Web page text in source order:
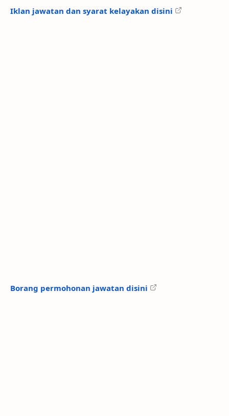
Iklan jawatan dan syarat kelayakan disini
Borang permohonan jawatan disini